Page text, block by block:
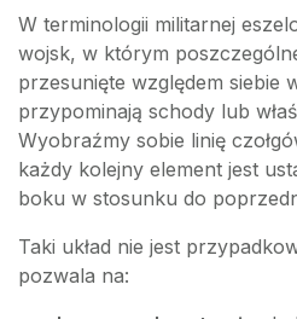
W terminologii militarnej
wojsk, w którym
przesunięte względem siebie
przypominają schody lub
Wyobraźmy sobie linię
każdy kolejny element jest
boku w stosunku do
Taki układ nie jest
pozwala na: